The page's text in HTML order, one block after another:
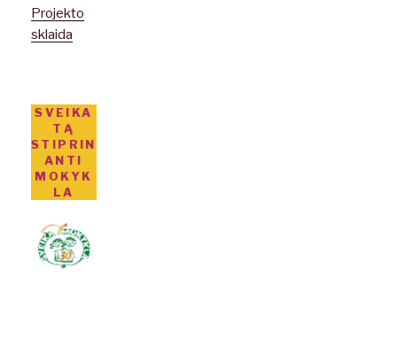
Projekto
sklaida
SVEIKA
TĄ
STIPRIN
ANTI
MOKYK
LA